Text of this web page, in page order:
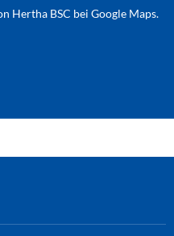
Hertha BSC bei Google Maps.